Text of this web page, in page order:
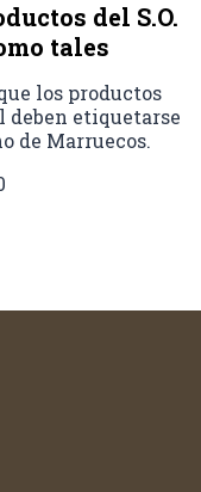
del S.O.
tales
los productos
deben etiquetarse
de Marruecos.